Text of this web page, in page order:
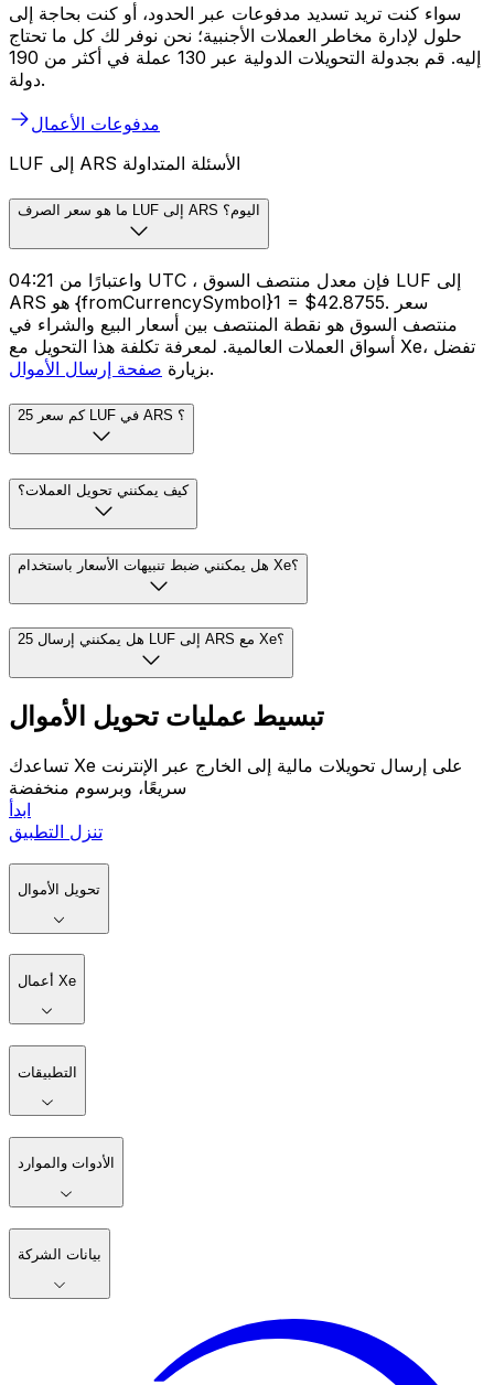
سواء كنت تريد تسديد مدفوعات عبر الحدود، أو كنت بحاجة إلى
حلول لإدارة مخاطر العملات الأجنبية؛ نحن نوفر لك كل ما تحتاج
إليه. قم بجدولة التحويلات الدولية عبر 130 عملة في أكثر من 190
دولة.
مدفوعات الأعمال
LUF إلى ARS الأسئلة المتداولة
ما هو سعر الصرف LUF إلى ARS اليوم؟
واعتبارًا من 04:21 UTC ، فإن معدل منتصف السوق LUF إلى
ARS هو {fromCurrencySymbol}1 = $42.8755. سعر
منتصف السوق هو نقطة المنتصف بين أسعار البيع والشراء في
أسواق العملات العالمية. لمعرفة تكلفة هذا التحويل مع Xe، تفضل
بزيارة صفحة إرسال الأموال .
كم سعر 25 LUF في ARS ؟
كيف يمكنني تحويل العملات؟
هل يمكنني ضبط تنبيهات الأسعار باستخدام Xe؟
هل يمكنني إرسال 25 LUF إلى ARS مع Xe؟
تبسيط عمليات تحويل الأموال
تساعدك Xe على إرسال تحويلات مالية إلى الخارج عبر الإنترنت
سريعًا، وبرسوم منخفضة
ابدأ
تنزل التطبيق
تحويل الأموال
أعمال Xe
التطبيقات
الأدوات والموارد
بيانات الشركة